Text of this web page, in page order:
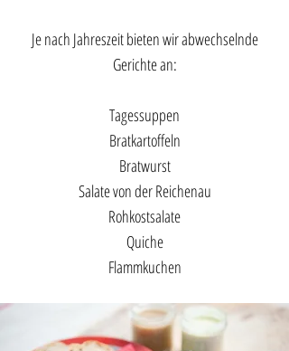
Je nach Jahreszeit bieten wir abwechselnde
Gerichte an:
Tagessuppen
Bratkartoffeln
Bratwurst
Salate von der Reichenau
Rohkostsalate
Quiche
Flammkuchen